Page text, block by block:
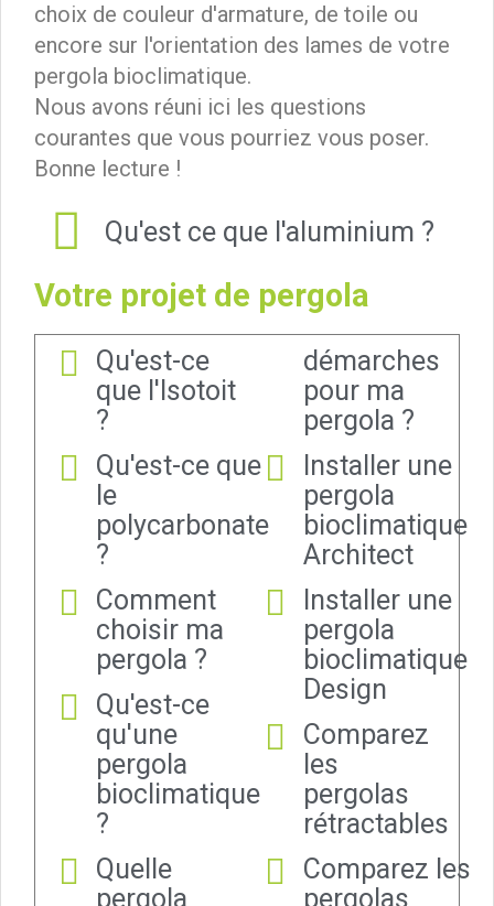
choix de couleur d'armature, de toile ou
encore sur l'orientation des lames de votre
pergola bioclimatique.
Nous avons réuni ici les questions
courantes que vous pourriez vous poser.
Bonne lecture !
Qu'est ce que l'aluminium ?
Votre projet de pergola
Qu'est-ce
que l'Isotoit
?
Qu'est-ce que
le
polycarbonate
?
Comment
choisir ma
pergola ?
Qu'est-ce
qu'une
pergola
bioclimatique
?
Quelle
pergola
démarches
pour ma
pergola ?
Installer une
pergola
bioclimatique
Architect
Installer une
pergola
bioclimatique
Design
Comparez
les
pergolas
rétractables
Comparez les
pergolas